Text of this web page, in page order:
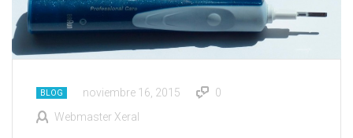
BLOG noviembre 16, 2015
0
Webmaster Xeral